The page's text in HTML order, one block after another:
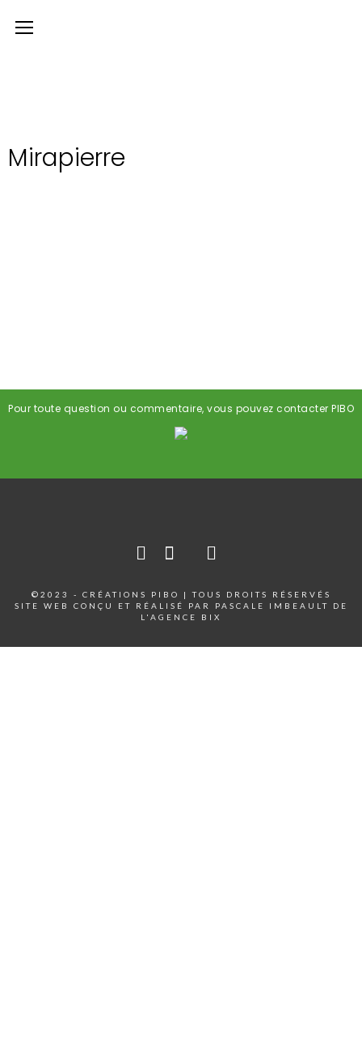
Mirapierre
Pour toute question ou commentaire, vous pouvez contacter PIBO
©2023 - CRÉATIONS PIBO | TOUS DROITS RÉSERVÉS
SITE WEB CONÇU ET RÉALISÉ PAR PASCALE IMBEAULT DE
L'AGENCE BIX